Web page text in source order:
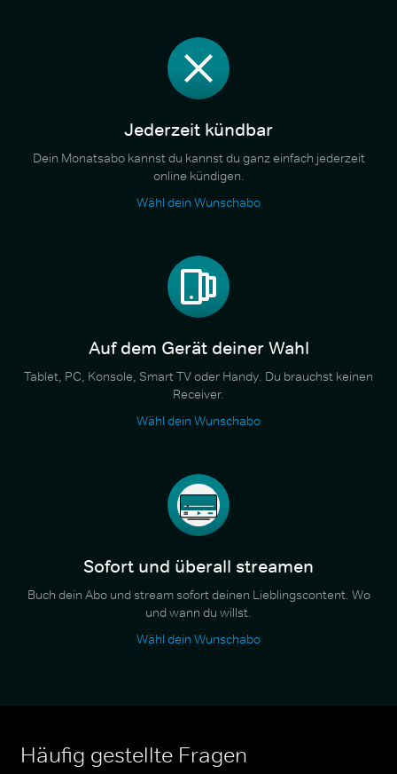
Jederzeit kündbar
Dein Monatsabo kannst du kannst du ganz einfach jederzeit
online kündigen.
Wähl dein Wunschabo
Auf dem Gerät deiner Wahl
Tablet, PC, Konsole, Smart TV oder Handy. Du brauchst keinen
Receiver.
Wähl dein Wunschabo
Sofort und überall streamen
Buch dein Abo und stream sofort deinen Lieblingscontent. Wo
und wann du willst.
Wähl dein Wunschabo
Häufig gestellte Fragen